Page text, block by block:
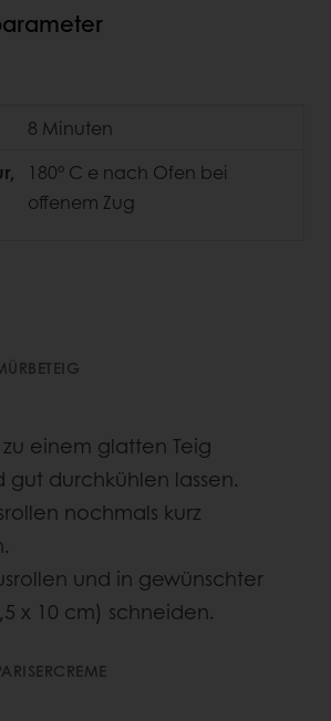
8 Minuten
180° C e nach Ofen bei
offenem Zug
einem glatten Teig
gut durchkühlen lassen.
nochmals kurz
und in gewünschter
x 10 cm) schneiden.